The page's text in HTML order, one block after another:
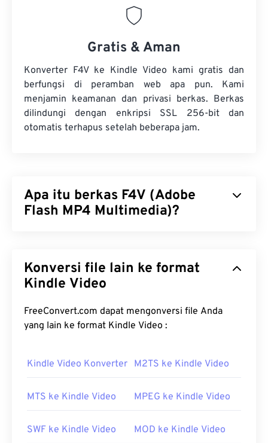
Gratis & Aman
Konverter F4V ke Kindle Video kami gratis dan
berfungsi di peramban web apa pun. Kami
menjamin keamanan dan privasi berkas. Berkas
dilindungi dengan enkripsi SSL 256-bit dan
otomatis terhapus setelah beberapa jam.
Apa itu berkas F4V (Adobe
Flash MP4 Multimedia)?
global, sebagian besar penonton video daring
menggunakan teknologi yang dirancang untuk
disebut sebagai " Flash Video". Kontainer F4V
mengompresi berkas multimedia dengan
F4V?
Di sebagian besar platform, berkas F4V terbuka di
Konversi file lain ke format
Kindle Video
FreeConvert.com dapat mengonversi file Anda
yang lain ke format Kindle Video :
Kindle Video Konverter M2TS ke Kindle Video
MTS ke Kindle Video MPEG ke Kindle Video
SWF ke Kindle Video MOD ke Kindle Video